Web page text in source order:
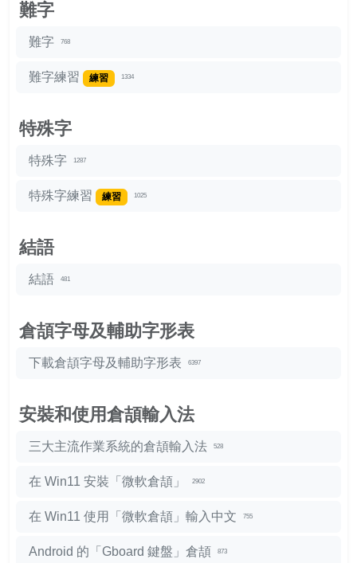
難字
難字 768
難字練習 練習 1334
特殊字
特殊字 1287
特殊字練習 練習 1025
結語
結語 481
倉頡字母及輔助字形表
下載倉頡字母及輔助字形表 6397
安裝和使用倉頡輸入法
三大主流作業系統的倉頡輸入法 528
在 Win11 安裝「微軟倉頡」 2902
在 Win11 使用「微軟倉頡」輸入中文 755
Android 的「Gboard 鍵盤」倉頡 873